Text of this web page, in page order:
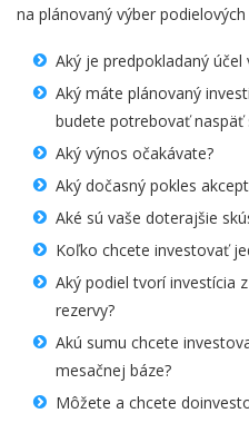
na plánovaný výber
Aký je predpokladaný účel
Aký máte plánovaný
budete potrebovať naspäť
Aký výnos očakávate?
Aký dočasný pokles
Aké sú vaše doterajšie
Koľko chcete investovať
Aký podiel tvorí investícia
rezervy?
Akú sumu chcete
mesačnej báze?
Môžete a chcete